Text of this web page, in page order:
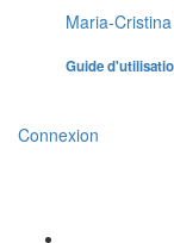
Maria-
Guide
Connexion